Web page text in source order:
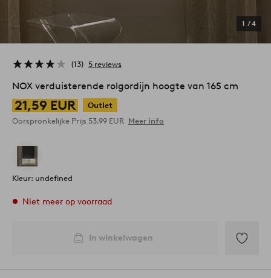
1 /4
13 5 reviews
NOX verduisterende rolgordijn hoogte van 165 cm
21,59 EUR
Outlet
Oorspronkelijke Prijs 53,99 EUR Meer info
Kleur: undefined
Niet meer op voorraad
In winkelwagen
aan